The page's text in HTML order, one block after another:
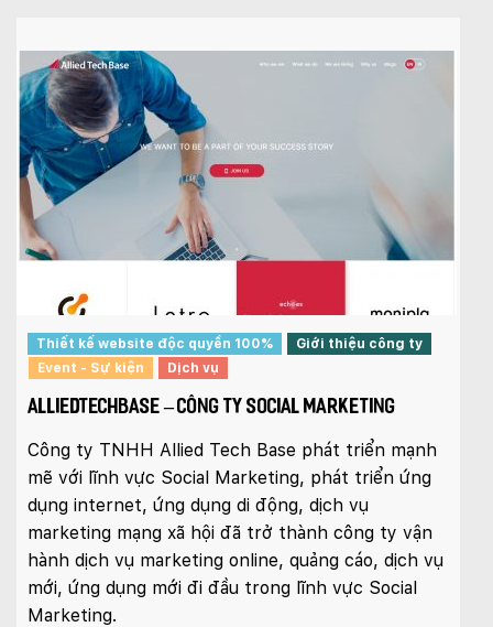
Thiết kế website độc quyền 100%
Giới thiệu công ty
Event - Sự kiện
Dịch vụ
ALLIEDTECHBASE – CÔNG TY SOCIAL MARKETING
Công ty TNHH Allied Tech Base phát triển mạnh
mẽ với lĩnh vực Social Marketing, phát triển ứng
dụng internet, ứng dụng di động, dịch vụ
marketing mạng xã hội đã trở thành công ty vận
hành dịch vụ marketing online, quảng cáo, dịch vụ
mới, ứng dụng mới đi đầu trong lĩnh vực Social
Marketing.